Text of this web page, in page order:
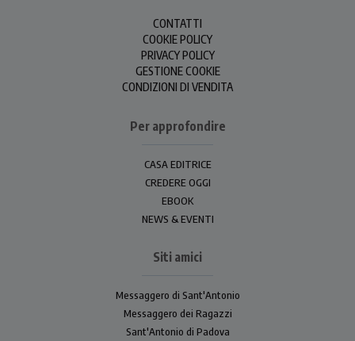
CONTATTI
COOKIE POLICY
PRIVACY POLICY
GESTIONE COOKIE
CONDIZIONI DI VENDITA
Per approfondire
CASA EDITRICE
CREDERE OGGI
EBOOK
NEWS & EVENTI
Siti amici
Messaggero di Sant'Antonio
Messaggero dei Ragazzi
Sant'Antonio di Padova